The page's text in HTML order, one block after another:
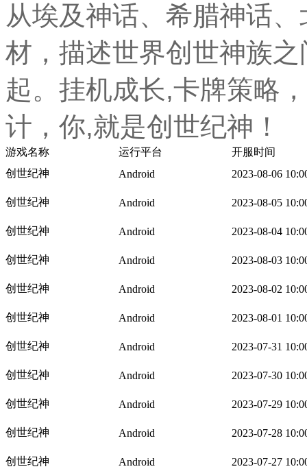
从埃及神话、希腊神话
材，描述世界创世神族
起。挂机成长,卡牌策略
计，你,就是创世纪神！
游戏名称 运行平台
开服时间
创世纪神
Android 2023-08-06
创世纪神 Android 2023-08-05
创世纪神 Android 2023-08-04
创世纪神 Android 2023-08-03
创世纪神 Android 2023-08-02
创世纪神 Android 2023-08-01
创世纪神 Android 2023-07-31
创世纪神 Android 2023-07-30
创世纪神 Android 2023-07-29
创世纪神 Android 2023-07-28
创世纪神 Android 2023-07-27